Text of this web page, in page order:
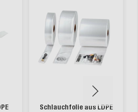
Schlauchfolie aus LDPE